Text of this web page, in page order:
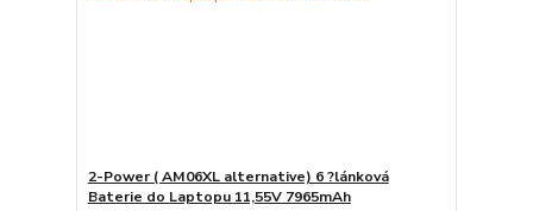
2-Power ( AM06XL alternative) 6 ?lánková
Baterie do Laptopu 11,55V 7965mAh